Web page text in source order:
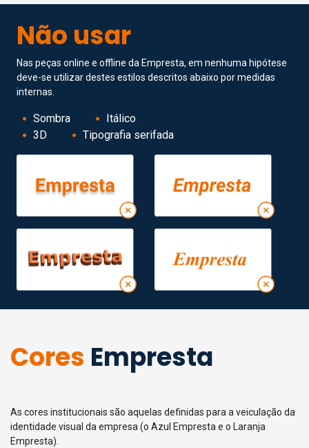
Não usar
Nas peças online e offline da Empresta, em nenhuma hipótese
deve-se utilizar destes estilos descritos abaixo por medidas
internas.
Sombra
Itálico
3D
Tipografia serifada
Cores Empresta
As cores institucionais são aquelas definidas para a veiculação da
identidade visual da empresa (o Azul Empresta e o Laranja
Empresta).